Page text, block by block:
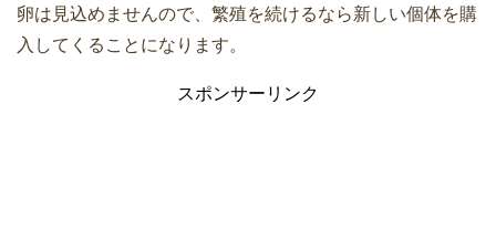
卵は見込めませんので、繁殖を続けるなら新しい個体を購
入してくることになります。
スポンサーリンク